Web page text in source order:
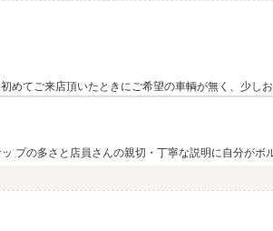
てご来店頂いたときにご希望の車輌が無く、少し
真っ赤な８５０、本当にとてもかっこ良いです！
プの多さと店員さんの親切・丁寧な説明に自分がボ
お願いします！